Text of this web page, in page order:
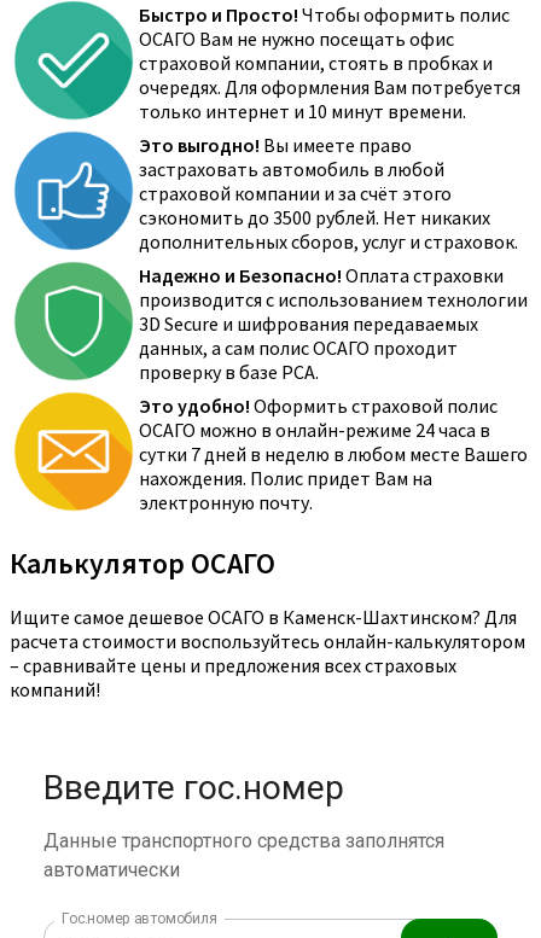
Быстро и Просто! Чтобы оформить полис
ОСАГО Вам не нужно посещать офис
страховой компании, стоять в пробках и
очередях. Для оформления Вам потребуется
только интернет и 10 минут времени.
Это выгодно! Вы имеете право
застраховать автомобиль в любой
страховой компании и за счёт этого
сэкономить до 3500 рублей. Нет никаких
дополнительных сборов, услуг и страховок.
Надежно и Безопасно! Оплата страховки
производится с использованием технологии
3D Secure и шифрования передаваемых
данных, а сам полис ОСАГО проходит
проверку в базе РСА.
Это удобно! Оформить страховой полис
ОСАГО можно в онлайн-режиме 24 часа в
сутки 7 дней в неделю в любом месте Вашего
нахождения. Полис придет Вам на
электронную почту.
Калькулятор ОСАГО
Ищите самое дешевое ОСАГО в Каменск-Шахтинском? Для
расчета стоимости воспользуйтесь онлайн-калькулятором
– сравнивайте цены и предложения всех страховых
компаний!